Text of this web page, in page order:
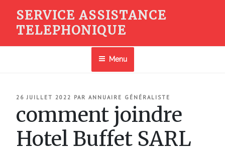
contenu
SERVICE ASSISTANCE
TELEPHONIQUE
Menu
PUBLIÉ
26 JUILLET 2022 PAR ANNUAIRE GÉNÉRALISTE
comment joindre
Hotel Buffet SARL